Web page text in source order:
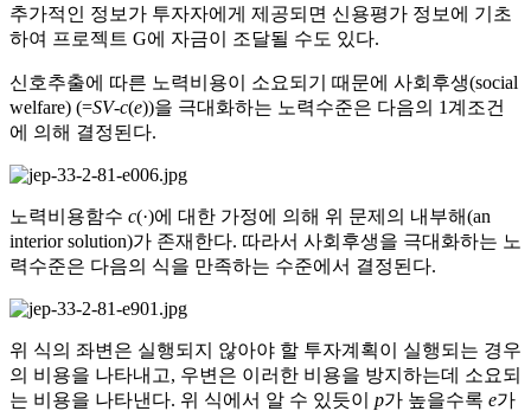
추가적인 정보가 투자자에게 제공되면 신용평가 정보에 기초
하여 프로젝트 G에 자금이 조달될 수도 있다.
신호추출에 따른 노력비용이 소요되기 때문에 사회후생(social
welfare) (=SV-c(e))을 극대화하는 노력수준은 다음의 1계조건
에 의해 결정된다.
노력비용함수 c(·)에 대한 가정에 의해 위 문제의 내부해(an
interior solution)가 존재한다. 따라서 사회후생을 극대화하는 노
력수준은 다음의 식을 만족하는 수준에서 결정된다.
위 식의 좌변은 실행되지 않아야 할 투자계획이 실행되는 경우
의 비용을 나타내고, 우변은 이러한 비용을 방지하는데 소요되
는 비용을 나타낸다. 위 식에서 알 수 있듯이 p가 높을수록 e가